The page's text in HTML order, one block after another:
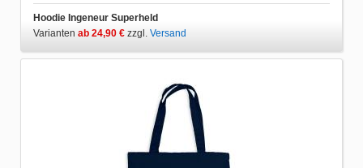
Hoodie Ingeneur Superheld
Varianten ab 24,90 € zzgl. Versand